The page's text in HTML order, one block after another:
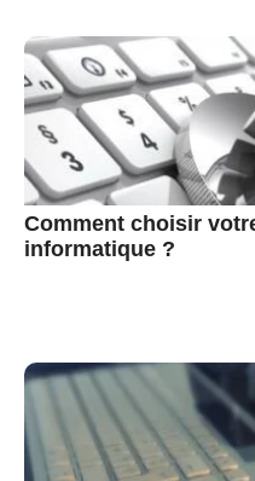
Comment choisir
informatique ?